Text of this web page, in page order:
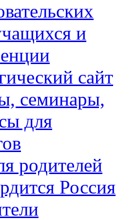
и
сайт
семинары,
для
родителей
Россия